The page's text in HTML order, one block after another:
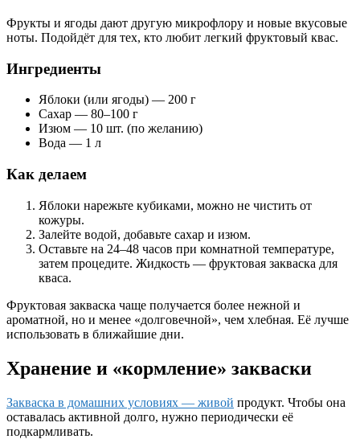
Фрукты и ягоды дают другую микрофлору и новые вкусовые
ноты. Подойдёт для тех, кто любит легкий фруктовый квас.
Ингредиенты
Яблоки (или ягоды) — 200 г
Сахар — 80–100 г
Изюм — 10 шт. (по желанию)
Вода — 1 л
Как делаем
Яблоки нарежьте кубиками, можно не чистить от
кожуры.
Залейте водой, добавьте сахар и изюм.
Оставьте на 24–48 часов при комнатной температуре,
затем процедите. Жидкость — фруктовая закваска для
кваса.
Фруктовая закваска чаще получается более нежной и
ароматной, но и менее «долговечной», чем хлебная. Её лучше
использовать в ближайшие дни.
Хранение и «кормление» закваски
Закваска в домашних условиях — живой продукт. Чтобы она
оставалась активной долго, нужно периодически её
подкармливать.